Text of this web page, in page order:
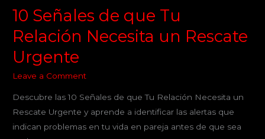
10 Señales de que Tu
Relación Necesita un Rescate
Urgente
Leave a Comment
Descubre las 10 Señales de que Tu Relación Necesita un
Rescate Urgente y aprende a identificar las alertas que
indican problemas en tu vida en pareja antes de que sea